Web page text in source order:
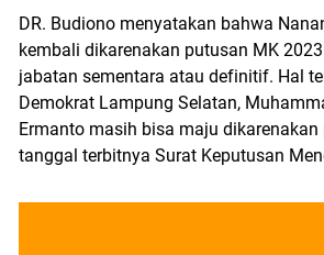
DR. Budiono menyatakan bahwa
kembali dikarenakan putusan MK
jabatan sementara atau definitif. Hal
Demokrat Lampung Selatan,
Ermanto masih bisa maju
tanggal terbitnya Surat Keputusan